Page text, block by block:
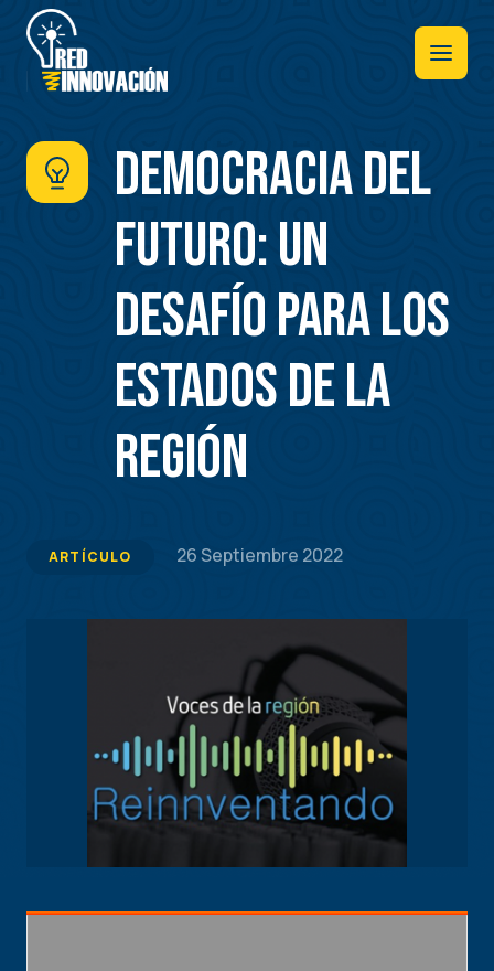
Pasar
contenido
principal
Democracia del
Futuro: un
desafío para los
Estados de la
región
ARTÍCULO 26 Septiembre 2022